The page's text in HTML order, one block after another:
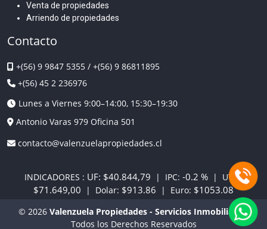
Venta de propiedades
Arriendo de propiedades
Contacto
+(56) 9 9847 5355 / +(56) 9 86811895
+(56) 45 2 236976
Lunes a Viernes 9:00–14:00, 15:30–19:30
Antonio Varas 979 Oficina 501
contacto@valenzuelapropiedades.cl
INDICADORES : UF: $40.844,79 | IPC: -0.2 %| UTM:
$71.649,00 | Dolar: $913.86 | Euro: $1053.08
© 2026 Valenzuela Propiedades - Servicios Inmobiliarios
Todos los Derechos Reservados
🏡